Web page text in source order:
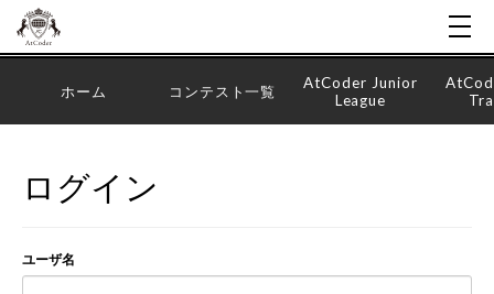
ホーム コンテスト一覧
AtCoder Junior
League
ログイン
ユーザ名